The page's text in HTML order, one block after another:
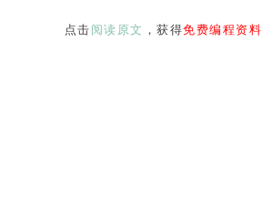
点击 阅读原文 ，获得免费编程资料